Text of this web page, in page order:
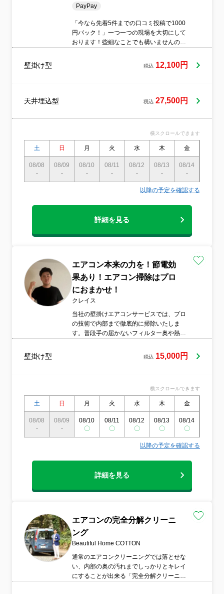
PayPay
「今なら先着5件までの口コミ投稿で1000
円バック！」一つ一つの現場を大切にして
おります！些細なことでも構いませんの
い。笑顔溢れる確かなサービスで安心をご
壁掛け型 税込 12,100円
天井埋込型 税込 27,500円
横スクロールできます
土 日 月 火 水 木 金
08/08
-
08/09
-
08/10
-
08/11
-
08/12
-
08/13
-
08/14
-
以降の予定を確認する
詳細を見る
エアコン本来の力を！節電効
果あり！エアコン掃除はプロ
におまかせ！
クレイス
当社の壁掛けエアコンサービスでは、プロ
の技術で内部まで徹底的に掃除いたしま
す。普段手の届かないフィルター奥や熱交
内の空気をクリーンに保てます。お子様や
ご年配の方にも安心で、アレルギーや花粉
費の節約にもつながります。作業は経験豊
富なスタッフが丁寧に行うため、機械を傷
を省き、エアコン本来の性能を取り戻すこ
とができます。さらにオプションで防カビ
コートも可能で、清潔な空気を長く保てま
す。定期的なメンテナンスでエアコンの寿
ービスをぜひお試しください。
壁掛け型 税込 15,000円
横スクロールできます
土 日 月 火 水 木 金
08/08
-
08/09
-
08/10
〇
08/11
〇
08/12
〇
08/13
〇
08/14
〇
以降の予定を確認する
詳細を見る
エアコンの完全分解クリーニ
ング
Beautiful Home COTTON
通常のエアコンクリーニングでは落とせな
い、内部の奥の汚れまでしっかりとキレイ
にすることが出来る「完全分解クリーニン